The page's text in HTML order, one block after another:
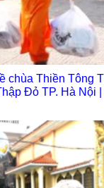
chùa Thiền Tông
Đỏ TP. Hà Nội |